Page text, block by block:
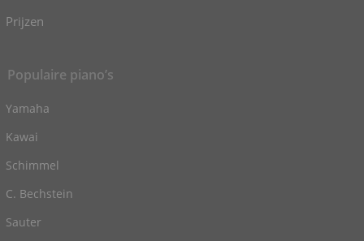
Prijzen
Populaire piano’s
Yamaha
Kawai
Schimmel
C. Bechstein
Sauter